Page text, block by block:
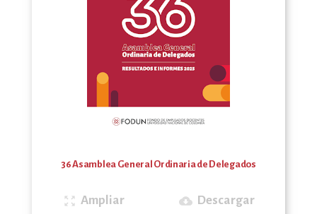
36 Asamblea General Ordinaria de Delegados
zoom_out_map Ampliar cloud_download Descargar